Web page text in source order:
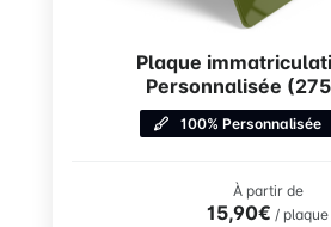
Plaque
Personnalisée
100% Personnalisée
À partir de
15,90€ / plaque